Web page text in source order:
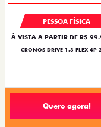
PESSOA FÍSICA
À VISTA A PARTIR DE R$
CRONOS DRIVE 1.3 FLEX 4P
Quero agora!